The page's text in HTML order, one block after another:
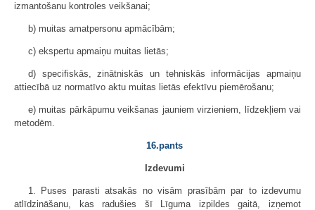
izmantošanu kontroles veikšanai;
b) muitas amatpersonu apmācībām;
c) ekspertu apmaiņu muitas lietās;
d) specifiskās, zinātniskās un tehniskās informācijas apmaiņu
attiecībā uz normatīvo aktu muitas lietās efektīvu piemērošanu;
e) muitas pārkāpumu veikšanas jauniem virzieniem, līdzekļiem vai
metodēm.
16.pants
Izdevumi
1. Puses parasti atsakās no visām prasībām par to izdevumu
atlīdzināšanu, kas radušies šī Līguma izpildes gaitā, izņemot